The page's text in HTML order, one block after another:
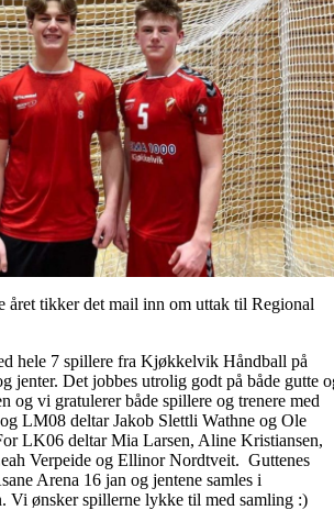
året tikker det mail inn om uttak til Regional
hele 7 spillere fra Kjøkkelvik Håndball på
jenter. Det jobbes utrolig godt på både gutte
og vi gratulerer både spillere og trenere med
LM08 deltar Jakob Slettli Wathne og Ole
LK06 deltar Mia Larsen, Aline Kristiansen,
Verpeide og Ellinor Nordtveit. Guttenes
Arena 16 jan og jentene samles i
Vi ønsker spillerne lykke til med samling :)